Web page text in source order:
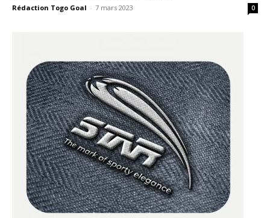
Rédaction Togo Goal - 7 mars 2023 0